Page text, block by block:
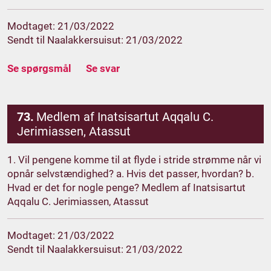
Modtaget: 21/03/2022
Sendt til Naalakkersuisut: 21/03/2022
Se spørgsmål Se svar
73. Medlem af Inatsisartut Aqqalu C.
Jerimiassen, Atassut
1. Vil pengene komme til at flyde i stride strømme når vi
opnår selvstændighed? a. Hvis det passer, hvordan? b.
Hvad er det for nogle penge? Medlem af Inatsisartut
Aqqalu C. Jerimiassen, Atassut
Modtaget: 21/03/2022
Sendt til Naalakkersuisut: 21/03/2022